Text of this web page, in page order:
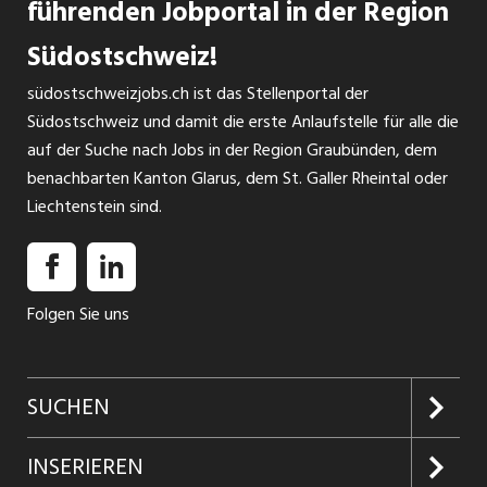
führenden Jobportal in der Region
Südostschweiz!
südostschweizjobs.ch ist das Stellenportal der
Südostschweiz und damit die erste Anlaufstelle für alle die
auf der Suche nach Jobs in der Region Graubünden, dem
benachbarten Kanton Glarus, dem St. Galler Rheintal oder
Liechtenstein sind.
Folgen Sie uns
SUCHEN
Jobs suchen
INSERIEREN